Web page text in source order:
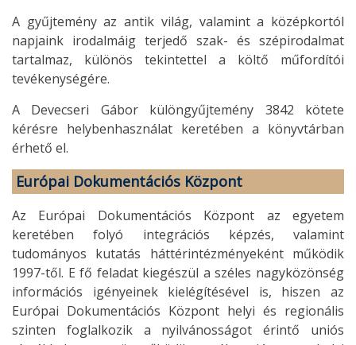
A gyűjtemény az antik világ, valamint a középkortól
napjaink irodalmáig terjedő szak- és szépirodalmat
tartalmaz, különös tekintettel a költő műfordítói
tevékenységére.
A Devecseri Gábor különgyűjtemény 3842 kötete
kérésre helybenhasználat keretében a könyvtárban
érhető el.
Európai Dokumentációs Központ
Az Európai Dokumentációs Központ az egyetem
keretében folyó integrációs képzés, valamint
tudományos kutatás háttérintézményeként működik
1997-től. E fő feladat kiegészül a széles nagyközönség
információs igényeinek kielégítésével is, hiszen az
Európai Dokumentációs Központ helyi és regionális
szinten foglalkozik a nyilvánosságot érintő uniós